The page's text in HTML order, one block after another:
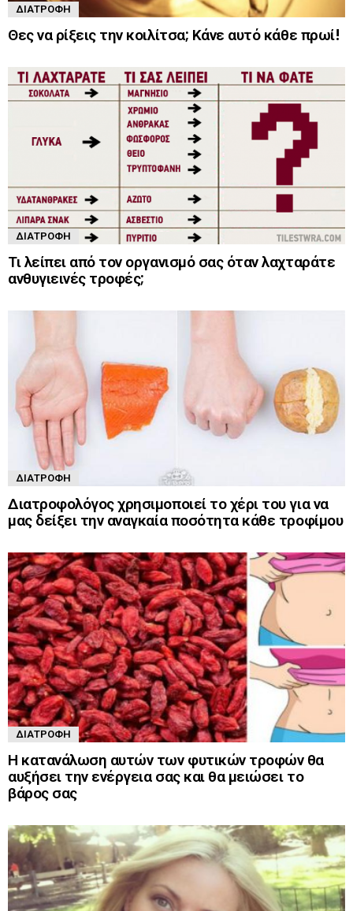
ΔΙΑΤΡΟΦΉ
Θες να ρίξεις την κοιλίτσα; Κάνε αυτό κάθε πρωί!
ΔΙΑΤΡΟΦΉ
Τι λείπει από τον οργανισμό σας όταν λαχταράτε
ανθυγιεινές τροφές;
ΔΙΑΤΡΟΦΉ
Διατροφολόγος χρησιμοποιεί το χέρι του για να
μας δείξει την αναγκαία ποσότητα κάθε τροφίμου
ΔΙΑΤΡΟΦΉ
Η κατανάλωση αυτών των φυτικών τροφών θα
αυξήσει την ενέργεια σας και θα μειώσει το
βάρος σας